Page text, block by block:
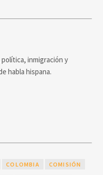
inmigración y
habla hispana.
COLOMBIA COMISIÓN